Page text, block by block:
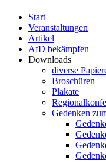
Start
Veranstaltungen
Artikel
AfD bekämpfen
Downloads
diverse
Broschüren
Plakate
Gedenken